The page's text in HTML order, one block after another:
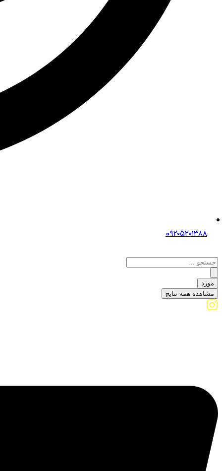
0۹۲۰۵۲۰۱۳۸۸
مورد
مشاهده همه نتایج